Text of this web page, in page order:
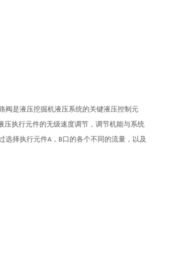
阀是液压挖掘机液压系统的关键液压控制元
压执行元件的无级速度调节，调节机能与系统
选择执行元件A ， B 口的各个不同的流量，以及